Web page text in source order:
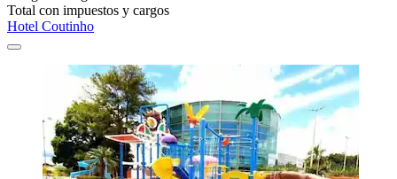
Total con impuestos y cargos
Hotel Coutinho